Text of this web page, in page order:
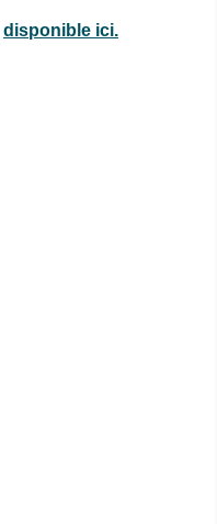
disponible ici.